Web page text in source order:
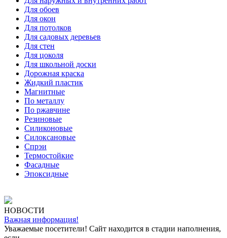
Для обоев
Для окон
Для потолков
Для садовых деревьев
Для стен
Для цоколя
Для школьной доски
Дорожная краска
Жидкий пластик
Магнитные
По металлу
По ржавчине
Резиновые
Силиконовые
Силоксановые
Спрэи
Термостойкие
Фасадные
Эпоксидные
НОВОСТИ
Важная информация!
Уважаемые посетители! Сайт находится в стадии наполнения,